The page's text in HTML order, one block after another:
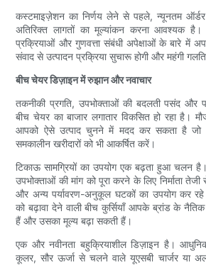
कस्टमाइज़ेशन का निर्णय लेने से पहले, न्यूनतम ऑर्डर
अतिरिक्त लागतों का मूल्यांकन करना आवश्यक है।
प्रक्रियाओं और गुणवत्ता संबंधी अपेक्षाओं के बारे में
संवाद से उत्पादन प्रक्रिया सुचारू होगी और महंगी
बीच चेयर डिज़ाइन में रुझान और नवाचार
तकनीकी प्रगति, उपभोक्ताओं की बदलती पसंद और
बीच चेयर का बाजार लगातार विकसित हो रहा है।
आपको ऐसे उत्पाद चुनने में मदद कर सकता है जो
समकालीन खरीदारों को भी आकर्षित करें।
टिकाऊ सामग्रियों का उपयोग एक बढ़ता हुआ चलन
उपभोक्ताओं की मांग को पूरा करने के लिए निर्माता तेजी
और अन्य पर्यावरण-अनुकूल घटकों का उपयोग कर
को बढ़ावा देने वाली बीच कुर्सियाँ आपके ब्रांड के
हैं और उसका मूल्य बढ़ा सकती हैं।
एक और नवीनता बहुक्रियाशील डिज़ाइन है। आधुनिक
कूलर, सौर ऊर्जा से चलने वाले यूएसबी चार्जर या